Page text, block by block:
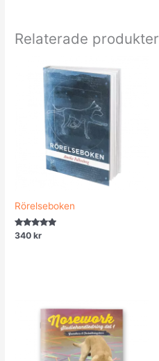
Relaterade produkter
Rörelseboken
Betygsatt
4.75
340kr